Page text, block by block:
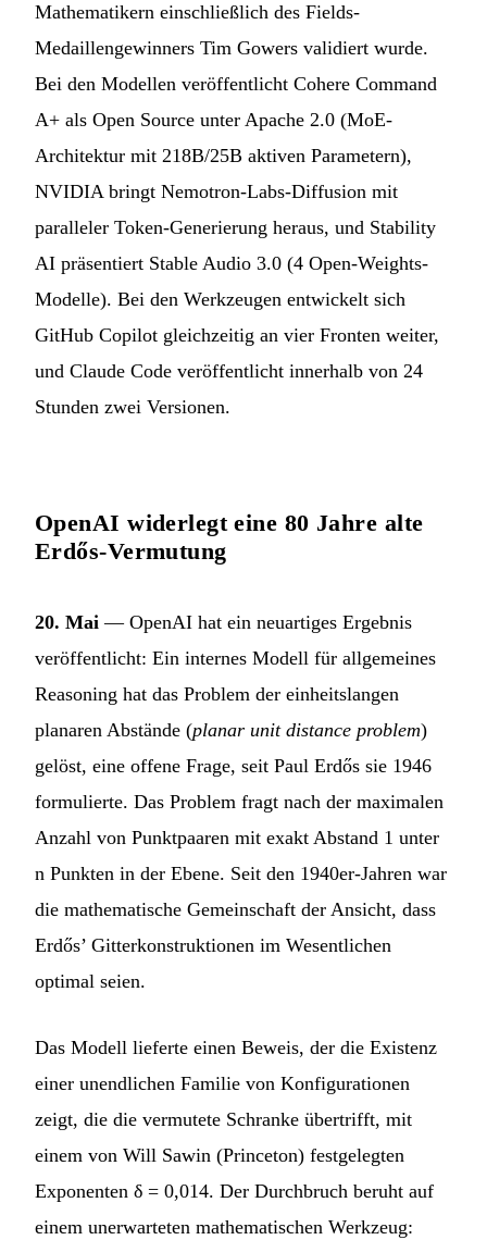
Mathematikern einschließlich des Fields-
Medaillengewinners Tim Gowers validiert wurde.
Bei den Modellen veröffentlicht Cohere Command
A+ als Open Source unter Apache 2.0 (MoE-
Architektur mit 218B/25B aktiven Parametern),
NVIDIA bringt Nemotron-Labs-Diffusion mit
paralleler Token-Generierung heraus, und Stability
AI präsentiert Stable Audio 3.0 (4 Open-Weights-
Modelle). Bei den Werkzeugen entwickelt sich
GitHub Copilot gleichzeitig an vier Fronten weiter,
und Claude Code veröffentlicht innerhalb von 24
Stunden zwei Versionen.
OpenAI widerlegt eine 80 Jahre alte
Erdős-Vermutung
20. Mai — OpenAI hat ein neuartiges Ergebnis
veröffentlicht: Ein internes Modell für allgemeines
Reasoning hat das Problem der einheitslangen
planaren Abstände (planar unit distance problem)
gelöst, eine offene Frage, seit Paul Erdős sie 1946
formulierte. Das Problem fragt nach der maximalen
Anzahl von Punktpaaren mit exakt Abstand 1 unter
n Punkten in der Ebene. Seit den 1940er-Jahren war
die mathematische Gemeinschaft der Ansicht, dass
Erdős’ Gitterkonstruktionen im Wesentlichen
optimal seien.
Das Modell lieferte einen Beweis, der die Existenz
einer unendlichen Familie von Konfigurationen
zeigt, die die vermutete Schranke übertrifft, mit
einem von Will Sawin (Princeton) festgelegten
Exponenten δ = 0,014. Der Durchbruch beruht auf
einem unerwarteten mathematischen Werkzeug: